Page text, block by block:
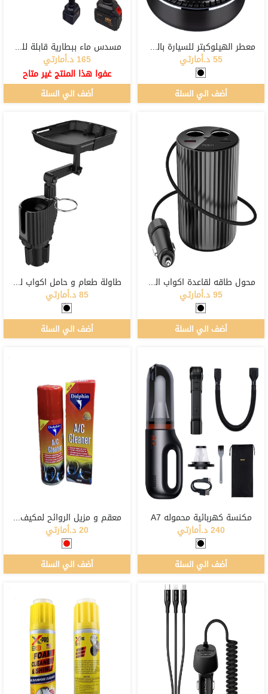
معطر الهيلوكبتر للسيارة بالطاقة الشمسية
55 د.أمارتي
أضف الي السلة
مسدس ماء ببطارية قابلة للشحن 3
165 د.أمارتي
عفوا هذا المنتج غير متاح
أضف الي السلة
محول طاقه لقاعدة اكواب السياره
95 د.أمارتي
أضف الي السلة
طاولة طعام و حامل اكواب للسياره
85 د.أمارتي
أضف الي السلة
مكنسة كهربائية محموله A7
240 د.أمارتي
أضف الي السلة
معقم و مزيل الروائح لمكيف السيارة
20 د.أمارتي
أضف الي السلة